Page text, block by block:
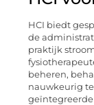
HCI biedt
de
praktijk
beheren,
nauwkeurig te